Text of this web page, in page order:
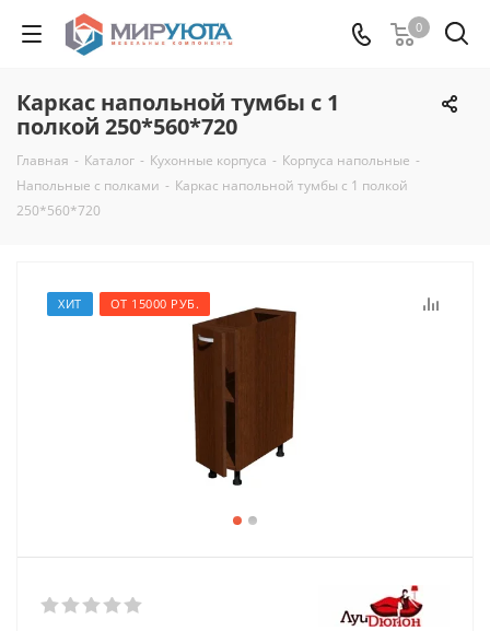
0
Каркас напольной тумбы с 1
полкой 250*560*720
Главная - Каталог - Кухонные корпуса - Корпуса напольные -
Напольные с полками - Каркас напольной тумбы с 1 полкой
250*560*720
ХИТ ОТ 15000 РУБ.